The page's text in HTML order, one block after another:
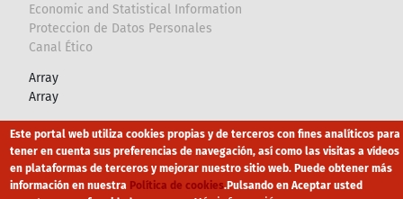
Economic and Statistical Information
Proteccion de Datos Personales
Canal Ético
Array
Array
Footer Canal Ético eduroam Mapa Web
Política privacidad Política de cookies Aviso legal
Este portal web utiliza cookies propias y de terceros con fines analíticos para
tener en cuenta sus preferencias de navegación, así como las visitas a vídeos
en plataformas de terceros y mejorar nuestro sitio web. Puede obtener más
información en nuestra Política de cookies.Pulsando en Aceptar usted